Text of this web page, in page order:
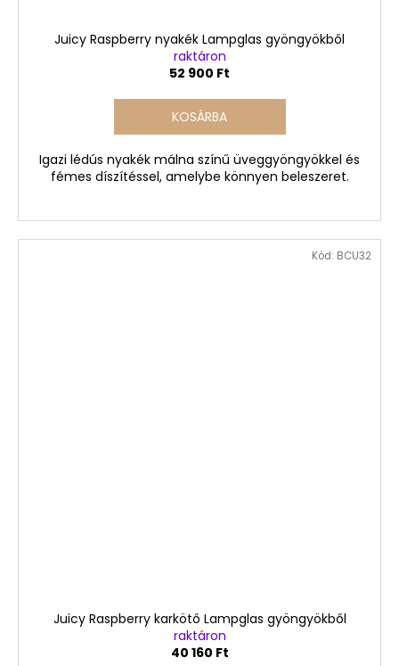
Juicy Raspberry nyakék Lampglas gyöngyökből
raktáron
52 900 Ft
KOSÁRBA
Igazi lédús nyakék málna színű üveggyöngyökkel és
fémes díszítéssel, amelybe könnyen beleszeret.
Juicy Raspberry karkötő Lampglas gyöngyökből
raktáron
40 160 Ft
Kód: BCU32